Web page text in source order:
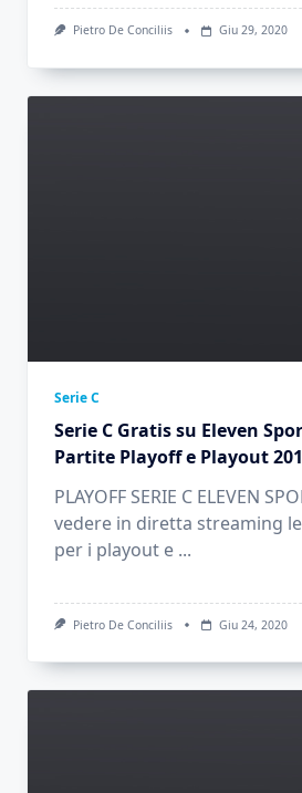
Pietro De Conciliis Giu 29, 2020
Serie C
Serie C Gratis su Eleven
Partite Playoff e Playout
PLAYOFF SERIE C ELEVEN
vedere in diretta streaming
per i playout e ...
Pietro De Conciliis Giu 24, 2020